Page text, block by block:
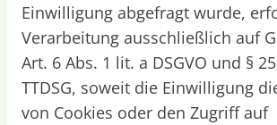
Einwilligung abgefragt wurde,
Verarbeitung ausschließlich auf
Art. 6 Abs. 1 lit. a DSGVO und §
TTDSG, soweit die Einwilligung
von Cookies oder den Zugriff auf